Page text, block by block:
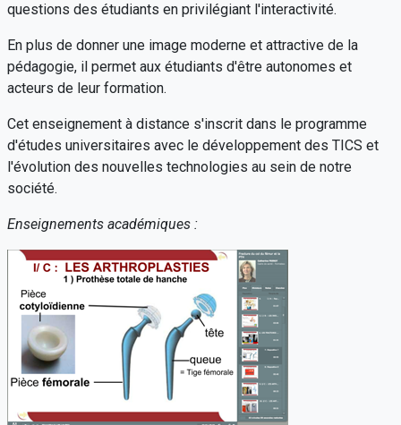
questions des étudiants en privilégiant l'interactivité.
En plus de donner une image moderne et attractive de la
pédagogie, il permet aux étudiants d'être autonomes et
acteurs de leur formation.
Cet enseignement à distance s'inscrit dans le programme
d'études universitaires avec le développement des TICS et
l'évolution des nouvelles technologies au sein de notre
société.
Enseignements académiques :